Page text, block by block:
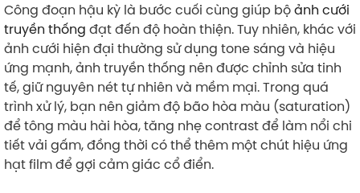
Công đoạn hậu kỳ là bước cuối cùng giúp bộảnh cưới
truyền thống đạt đến độ hoàn thiện. Tuy nhiên, khác với
ảnh cưới hiện đại thường sử dụng tone sáng và hiệu
ứng mạnh, ảnh truyền thống nên được chỉnh sửa tinh
tế, giữ nguyên nét tự nhiên và mềm mại. Trong quá
trình xử lý, bạn nên giảm độ bão hòa màu (saturation)
để tông màu hài hòa, tăng nhẹ contrast để làm nổi chi
tiết vải gấm, đồng thời có thể thêm một chút hiệu ứng
hạt film để gợi cảm giác cổ điển.